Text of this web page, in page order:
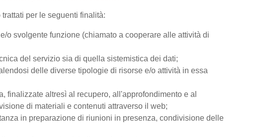
per le seguenti finalità:
o svolgente funzione (chiamato a cooperare alle attività di
del servizio sia di quella sistemistica dei dati;
delle diverse tipologie di risorse e/o attività in essa
finalizzate altresì al recupero, all'approfondimento e al
di materiali e contenuti attraverso il web;
in preparazione di riunioni in presenza, condivisione delle